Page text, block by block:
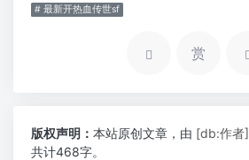
# 最新开热血传世sf
赏
版权声明： 本站原创文章，由 [db:作者]
共计468字。